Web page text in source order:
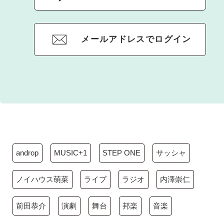
メールアドレスでログイン
androp MUSIC+1 STEP ONE サッシャ
ノイハウス萌菜 ライブ ラジオ 内澤崇仁
前田恭介 演劇 舞台 邦楽 音楽